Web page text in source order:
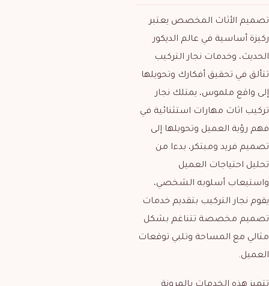
تصميم الأثاث المخصص يعتبر
ركيزة أساسية في عالم الديكور
الحديث، وخدمات نجار التركيب
تتألق في تحقيق أفكارك وتحويلها
إلى واقع ملموس، يمتلك نجار
تركيب اثاث مهارات استثنائية في
فهم رؤية العميل وتحويلها إلى
تصميم فريد ومبتكر، بدءا من
تحليل احتياجات العميل
واستيعاب أسلوبه الشخصي،
يقوم نجار التركيب بتقديم خدمات
تصميم مخصصة تتناغم بشكل
مثالي مع المساحة وتلبي توقعات
العميل.